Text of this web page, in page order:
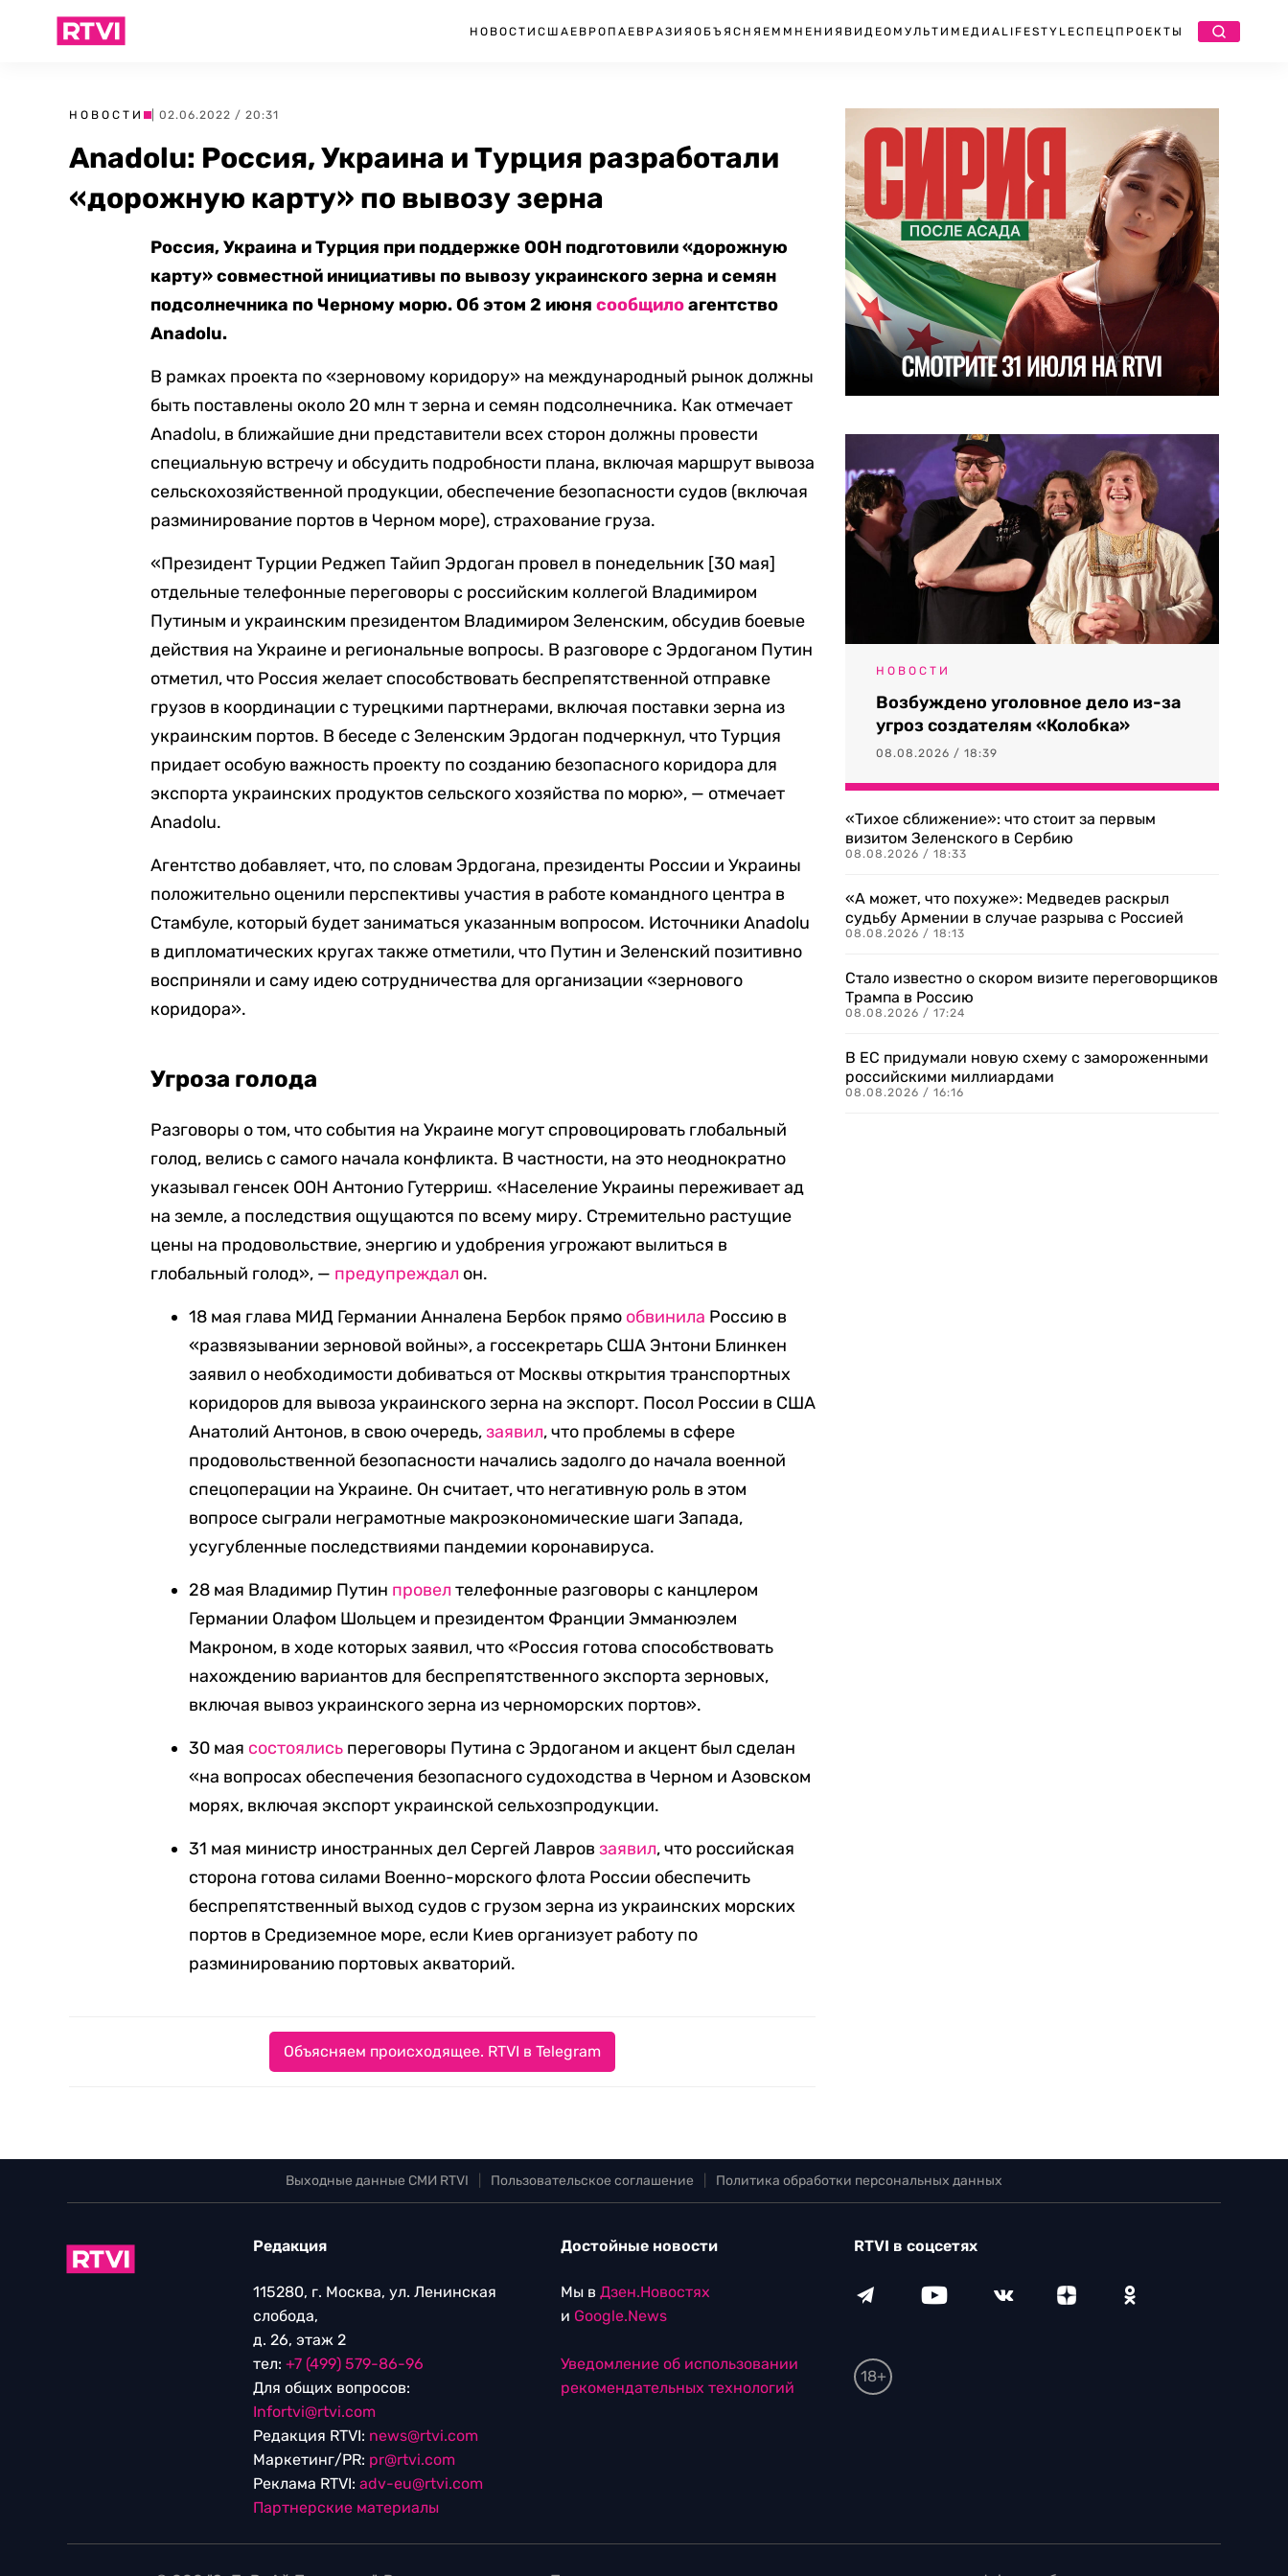
НОВОСТИ США ЕВРОПА ЕВРАЗИЯ ОБЪЯСНЯЕМ МНЕНИЯ ВИДЕО МУЛЬТИМЕДИА LIFESTYLEСПЕЦПРОЕКТЫ
НОВОСТИ | 02.06.2022 / 20:31
Anadolu: Россия, Украина и Турция разработали
«дорожную карту» по вывозу зерна
Россия, Украина и Турция при поддержке ООН подготовили «дорожную
карту» совместной инициативы по вывозу украинского зерна и семян
подсолнечника по Черному морю. Об этом 2 июнясообщилоагентство
Anadolu.
В рамках проекта по «зерновому коридору» на международный рынок должны
быть поставлены около 20 млн т зерна и семян подсолнечника. Как отмечает
Anadolu, в ближайшие дни представители всех сторон должны провести
специальную встречу и обсудить подробности плана, включая маршрут вывоза
сельскохозяйственной продукции, обеспечение безопасности судов (включая
разминирование портов в Черном море), страхование груза.
«Президент Турции Реджеп Тайип Эрдоган провел в понедельник [30 мая]
отдельные телефонные переговоры с российским коллегой Владимиром
Путиным и украинским президентом Владимиром Зеленским, обсудив боевые
действия на Украине и региональные вопросы. В разговоре с Эрдоганом Путин
отметил, что Россия желает способствовать беспрепятственной отправке
грузов в координации с турецкими партнерами, включая поставки зерна из
украинским портов. В беседе с Зеленским Эрдоган подчеркнул, что Турция
придает особую важность проекту по созданию безопасного коридора для
экспорта украинских продуктов сельского хозяйства по морю», — отмечает
Anadolu.
Агентство добавляет, что, по словам Эрдогана, президенты России и Украины
положительно оценили перспективы участия в работе командного центра в
Стамбуле, который будет заниматься указанным вопросом. ИсточникиAnadolu
в дипломатических кругах также отметили, что Путин и Зеленский позитивно
восприняли и саму идею сотрудничества для организации «зернового
коридора».
Угроза голода
Разговоры о том, что события на Украине могут спровоцировать глобальный
голод, велись с самого начала конфликта. В частности, на это неоднократно
указывал генсек ООН Антонио Гутерриш.«Население Украины переживает ад
на земле, а последствия ощущаются по всему миру. Стремительно растущие
цены на продовольствие, энергию и удобрения угрожают вылиться в
глобальный голод», — предупреждал он.
18 мая глава МИД Германии Анналена Бербок прямо обвинила Россию в
«развязывании зерновой войны», а госсекретарь США Энтони Блинкен
заявил о необходимости добиваться от Москвы открытия транспортных
коридоров для вывоза украинского зерна на экспорт. Посол России в США
Анатолий Антонов, в свою очередь,заявил, что проблемы в сфере
продовольственной безопасности начались задолго до начала военной
спецоперации на Украине. Он считает, что негативную роль в этом
вопросе сыграли неграмотные макроэкономические шаги Запада,
усугубленные последствиями пандемии коронавируса.
28 мая Владимир Путин провел телефонные разговоры с канцлером
Германии Олафом Шольцем и президентом Франции Эмманюэлем
Макроном, в ходе которых заявил, что «Россия готова способствовать
нахождению вариантов для беспрепятственного экспорта зерновых,
включая вывоз украинского зерна из черноморских портов».
30 мая состоялись переговоры Путина с Эрдоганом и акцент был сделан
«на вопросах обеспечения безопасного судоходства в Черном и Азовском
морях, включая экспорт украинской сельхозпродукции.
31 мая министр иностранных дел Сергей Лавровзаявил, что российская
сторона готова силами Военно-морского флота России обеспечить
беспрепятственный выход судов с грузом зерна из украинских морских
портов в Средиземное море, если Киев организует работу по
разминированию портовых акваторий.
Объясняем происходящее. RTVI в Telegram
НОВОСТИ
Возбуждено уголовное дело из-за
угроз создателям «Колобка»
08.08.2026 / 18:39
«Тихое сближение»: что стоит за первым
визитом Зеленского в Сербию
08.08.2026 / 18:33
«А может, что похуже»: Медведев раскрыл
судьбу Армении в случае разрыва с Россией
08.08.2026 / 18:13
Стало известно о скором визите переговорщиков
Трампа в Россию
08.08.2026 / 17:24
В ЕС придумали новую схему с замороженными
российскими миллиардами
08.08.2026 / 16:16
Выходные данные СМИ RTVI Пользовательское соглашение Политика обработки персональных данных
Редакция
115280, г. Москва, ул. Ленинская
слобода,
д. 26, этаж 2
тел: +7 (499) 579-86-96
Для общих вопросов:
Infortvi@rtvi.com
Редакция RTVI: news@rtvi.com
Маркетинг/PR: pr@rtvi.com
Реклама RTVI: adv-eu@rtvi.com
Партнерские материалы
Достойные новости
Мы в Дзен.Новостях
и Google.News
Уведомление об использовании
рекомендательных технологий
RTVI в соцсетях
18+